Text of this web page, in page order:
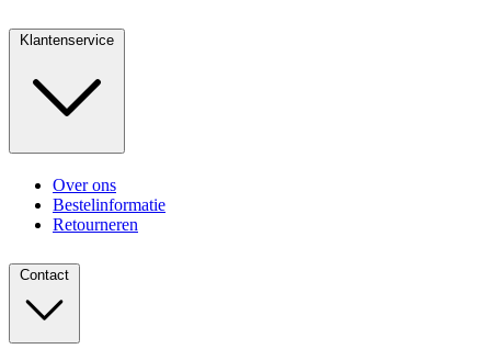
Klantenservice
Over ons
Bestelinformatie
Retourneren
Contact